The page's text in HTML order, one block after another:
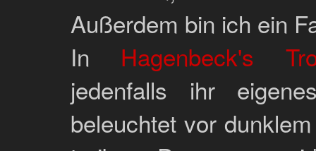
Außerdem bin ich ein
In Hagenbeck's
jedenfalls ihr
beleuchtet vor